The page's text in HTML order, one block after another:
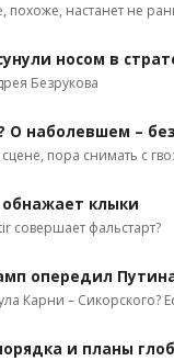
похоже, настанет не
носом в
Безрукова
О наболевшем –
пора снимать с
клыки
совершает фальстарт?
опередил
Карни – Сикорского?
и планы